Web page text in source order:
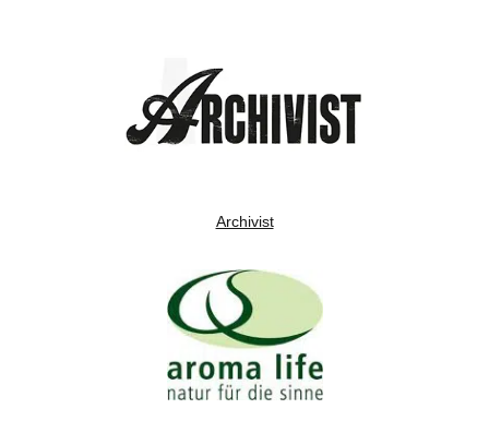
Archivist